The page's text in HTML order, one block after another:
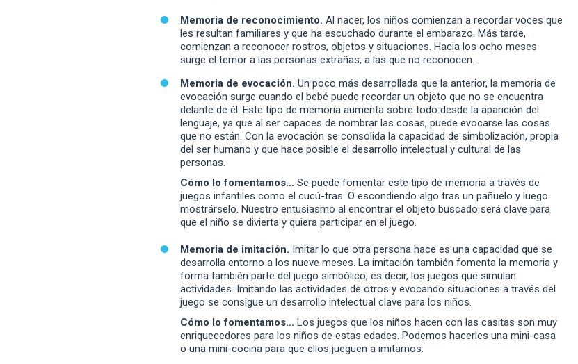
Memoria de reconocimiento. Al nacer, los niños comienzan a recordar voces que
les resultan familiares y que ha escuchado durante el embarazo. Más tarde,
comienzan a reconocer rostros, objetos y situaciones. Hacia los ocho meses
surge el temor a las personas extrañas, a las que no reconocen.
Memoria de evocación. Un poco más desarrollada que la anterior, la memoria de
evocación surge cuando el bebé puede recordar un objeto que no se encuentra
delante de él. Este tipo de memoria aumenta sobre todo desde la aparición del
lenguaje, ya que al ser capaces de nombrar las cosas, puede evocarse las cosas
que no están. Con la evocación se consolida la capacidad de simbolización, propia
del ser humano y que hace posible el desarrollo intelectual y cultural de las
personas.
Cómo lo fomentamos… Se puede fomentar este tipo de memoria a través de
juegos infantiles como el cucú-tras. O escondiendo algo tras un pañuelo y luego
mostrárselo. Nuestro entusiasmo al encontrar el objeto buscado será clave para
que el niño se divierta y quiera participar en el juego.
Memoria de imitación. Imitar lo que otra persona hace es una capacidad que se
desarrolla entorno a los nueve meses. La imitación también fomenta la memoria y
forma también parte del juego simbólico, es decir, los juegos que simulan
actividades. Imitando las actividades de otros y evocando situaciones a través del
juego se consigue un desarrollo intelectual clave para los niños.
Cómo lo fomentamos… Los juegos que los niños hacen con las casitas son muy
enriquecedores para los niños de estas edades. Podemos hacerles una mini-casa
o una mini-cocina para que ellos jueguen a imitarnos.